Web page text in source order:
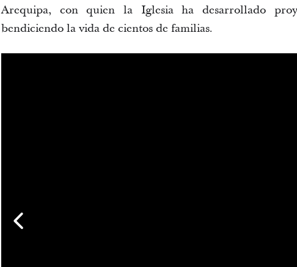
Arequipa, con quien la Iglesia ha desarrollado
bendiciendo la vida de cientos de familias.